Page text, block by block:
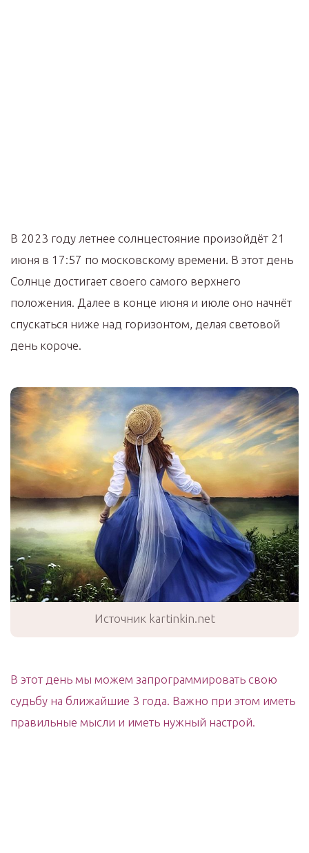
В 2023 году летнее солнцестояние произойдёт 21
июня в 17:57 по московскому времени. В этот день
Солнце достигает своего самого верхнего
положения. Далее в конце июня и июле оно начнёт
спускаться ниже над горизонтом, делая световой
день короче.
Источник kartinkin.net
В этот день мы можем запрограммировать свою
судьбу на ближайшие 3 года. Важно при этом иметь
правильные мысли и иметь нужный настрой.